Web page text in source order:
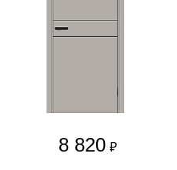
8 820 ₽